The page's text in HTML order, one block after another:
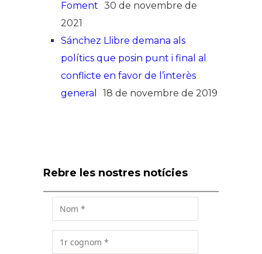
Foment 30 de novembre de
2021
Sánchez Llibre demana als
polítics que posin punt i final al
conflicte en favor de l’interès
general
18 de novembre de 2019
Rebre les nostres notícies